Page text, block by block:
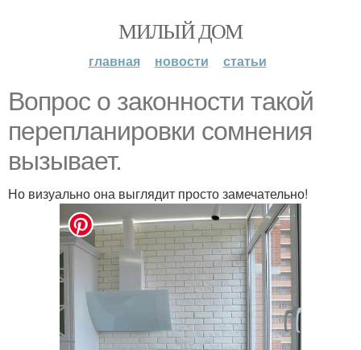
МИЛЫЙ ДОМ
главная новости статьи
Вопрос о законности такой
перепланировки сомнения
вызывает.
Но визуально она выглядит просто замечательно!